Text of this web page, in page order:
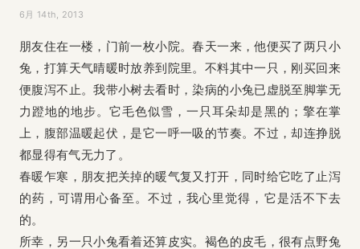
6月 14th, 2013
朋友住在一楼，门前一枚小院。春天一来，他便买了两只小
兔，打算天气晴暖时放养到院里。不料其中一只，刚买回来
便腹泻不止。我带小树去看时，染病的小兔已虚脱至脚掌无
力蹬地的地步。它毛色似雪，一只耳朵却是黑的；擎在掌
上，腹部温暖起伏，是它一呼一吸的节奏。不过，却连挣脱
都显得有气无力了。
春暖乍寒，朋友把关掉的暖气复又打开，同时给它吃了止泻
的药，可谓用心备至。不过，我心里觉得，它是活不下去
的。
所幸，另一只小兔看着还算皮实。褐色的皮毛，很有点野兔